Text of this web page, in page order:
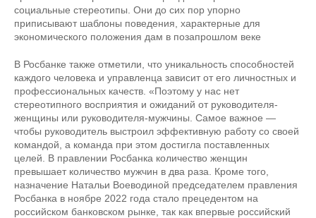
социальные стереотипы. Они до сих пор упорно
приписывают шаблоны поведения, характерные для
экономического положения дам в позапрошлом веке
В Росбанке также отметили, что уникальность способностей
каждого человека и управленца зависит от его личностных и
профессиональных качеств. «Поэтому у нас нет
стереотипного восприятия и ожиданий от руководителя-
женщины или руководителя-мужчины. Самое важное —
чтобы руководитель выстроил эффективную работу со своей
командой, а команда при этом достигла поставленных
целей. В правлении Росбанка количество женщин
превышает количество мужчин в два раза. Кроме того,
назначение Натальи Воеводиной председателем правления
Росбанка в ноябре 2022 года стало прецедентом на
российском банковском рынке, так как впервые российский